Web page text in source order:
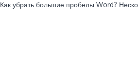
Как убрать большие пробелы Word?